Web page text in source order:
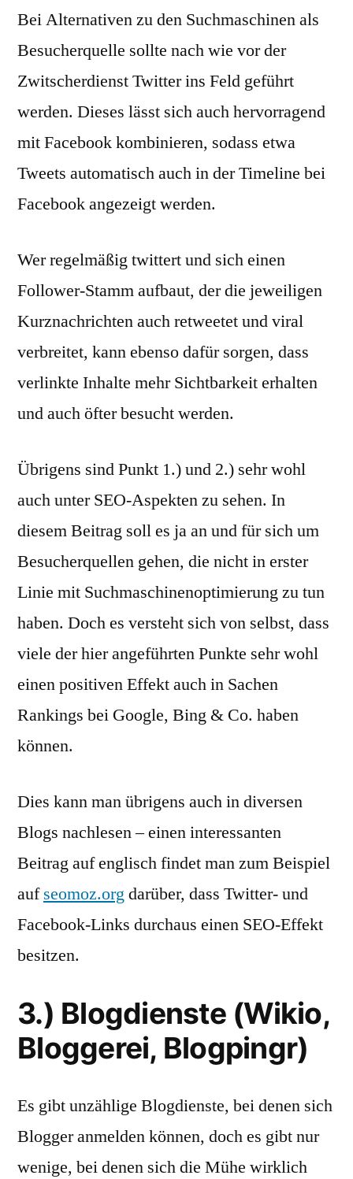
Bei Alternativen zu den Suchmaschinen als
Besucherquelle sollte nach wie vor der
Zwitscherdienst Twitter ins Feld geführt
werden. Dieses lässt sich auch hervorragend
mit Facebook kombinieren, sodass etwa
Tweets automatisch auch in der Timeline bei
Facebook angezeigt werden.
Wer regelmäßig twittert und sich einen
Follower-Stamm aufbaut, der die jeweiligen
Kurznachrichten auch retweetet und viral
verbreitet, kann ebenso dafür sorgen, dass
verlinkte Inhalte mehr Sichtbarkeit erhalten
und auch öfter besucht werden.
Übrigens sind Punkt 1.) und 2.) sehr wohl
auch unter SEO-Aspekten zu sehen. In
diesem Beitrag soll es ja an und für sich um
Besucherquellen gehen, die nicht in erster
Linie mit Suchmaschinenoptimierung zu tun
haben. Doch es versteht sich von selbst, dass
viele der hier angeführten Punkte sehr wohl
einen positiven Effekt auch in Sachen
Rankings bei Google, Bing & Co. haben
können.
Dies kann man übrigens auch in diversen
Blogs nachlesen – einen interessanten
Beitrag auf englisch findet man zum Beispiel
aufseomoz.orgdarüber, dass Twitter- und
Facebook-Links durchaus einen SEO-Effekt
besitzen.
3.) Blogdienste (Wikio,
Bloggerei, Blogpingr)
Es gibt unzählige Blogdienste, bei denen sich
Blogger anmelden können, doch es gibt nur
wenige, bei denen sich die Mühe wirklich